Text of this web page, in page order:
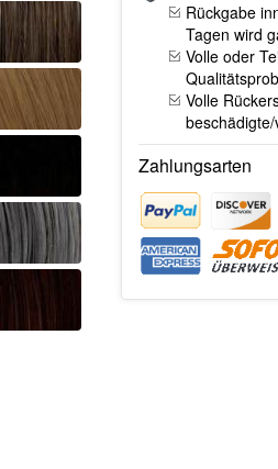
Rückgabe
Tagen wird
Volle oder
Volle
Zahlungsarten